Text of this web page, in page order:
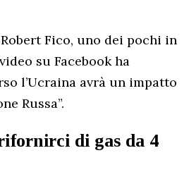
Fico, uno dei pochi in
su Facebook ha
l’Ucraina avrà un impatto
Russa”.
di gas da 4